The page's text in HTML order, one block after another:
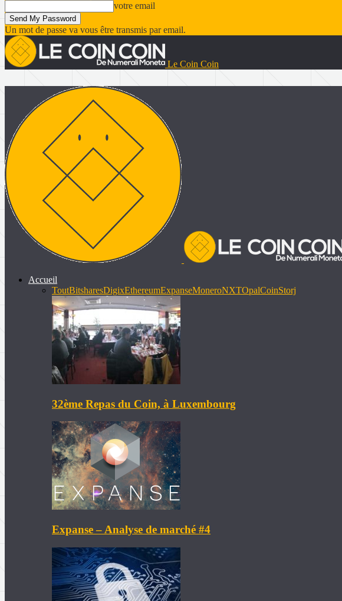
votre email
Un mot de passe va vous être transmis par email.
Le Coin Coin
Accueil
ToutBitsharesDigixEthereumExpanseMoneroNXTOpalCoinStorj
32ème Repas du Coin, à Luxembourg
Expanse – Analyse de marché #4